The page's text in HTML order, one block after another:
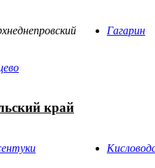
Гагарин
край